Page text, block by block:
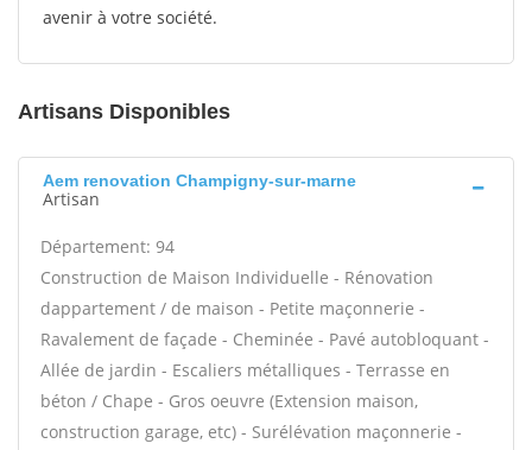
avenir à votre société.
Artisans Disponibles
Aem renovation Champigny-sur-marne
Artisan
Département: 94
Construction de Maison Individuelle - Rénovation
dappartement / de maison - Petite maçonnerie -
Ravalement de façade - Cheminée - Pavé autobloquant -
Allée de jardin - Escaliers métalliques - Terrasse en
béton / Chape - Gros oeuvre (Extension maison,
construction garage, etc) - Surélévation maçonnerie -